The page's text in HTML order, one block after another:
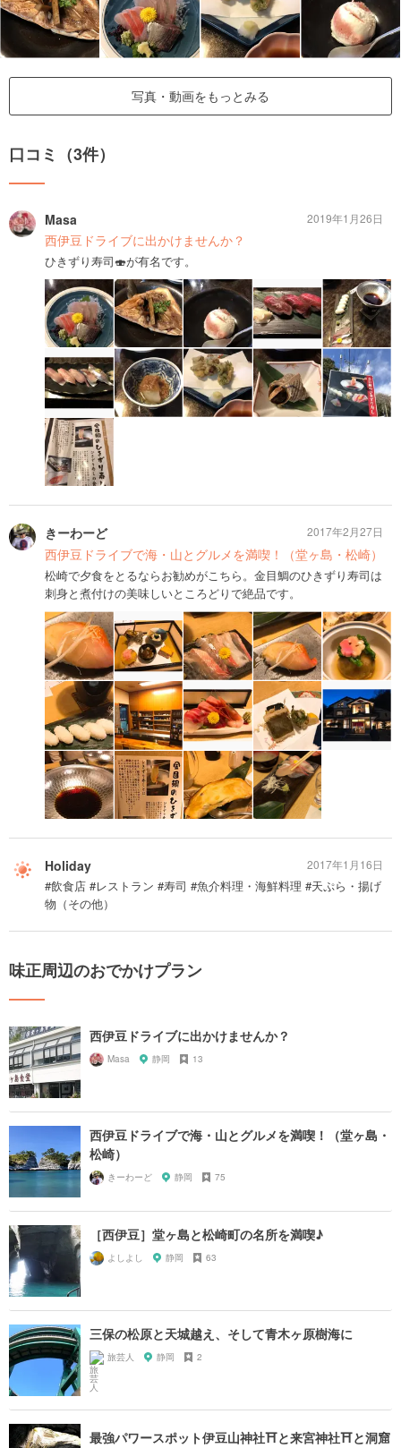
写真・動画をもっとみる
口コミ（3件）
Masa
西伊豆ドライブに出かけませんか？
ひきずり寿司🍣が有名です。
2019年1月26日
きーわーど
西伊豆ドライブで海・山とグルメを満喫！（堂ヶ島・松崎）
松崎で夕食をとるならお勧めがこちら。金目鯛のひきずり寿司は
刺身と煮付けの美味しいところどりで絶品です。
2017年2月27日
Holiday
#飲食店 #レストラン #寿司 #魚介料理・海鮮料理 #天ぷら・揚げ
物（その他）
2017年1月16日
味正周辺のおでかけプラン
西伊豆ドライブに出かけませんか？
Masa 静岡 13
西伊豆ドライブで海・山とグルメを満喫！（堂ヶ島・
松崎）
きーわーど 静岡 75
［西伊豆］堂ヶ島と松崎町の名所を満喫♪
よしよし 静岡 63
三保の松原と天城越え、そして青木ヶ原樹海に
旅芸人 静岡 2
最強パワースポット伊豆山神社⛩と来宮神社⛩と洞窟